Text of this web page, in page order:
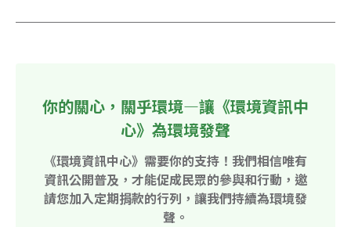
你的關心，關乎環境—讓《環境資訊中
心》為環境發聲
《環境資訊中心》需要你的支持！我們相信唯有
資訊公開普及，才能促成民眾的參與和行動，邀
請您加入定期捐款的行列，讓我們持續為環境發
聲。